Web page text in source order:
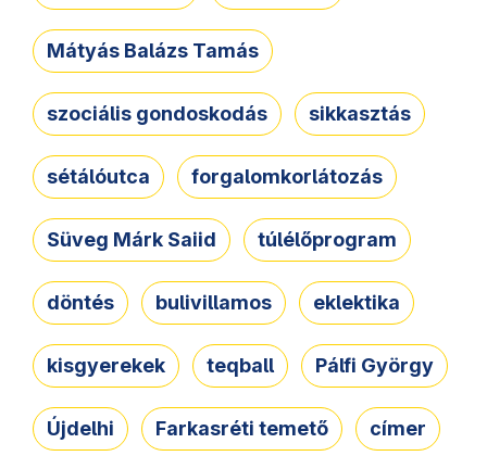
Mátyás Balázs Tamás
szociális gondoskodás sikkasztás
sétálóutca forgalomkorlátozás
Süveg Márk Saiid túlélőprogram
döntés bulivillamos eklektika
kisgyerekek teqball Pálfi György
Újdelhi Farkasréti temető címer